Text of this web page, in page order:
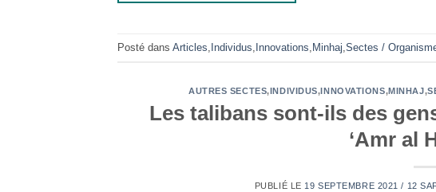
Posté dans Articles Individus Innovations Minhaj Sectes /
AUTRES SECTES, INDIVIDUS, INNOVATIONS,MINHAJ,
Les talibans sont-ils des
‘Amr al
PUBLIÉ LE 19 SEPTEMBRE 2021 / 12